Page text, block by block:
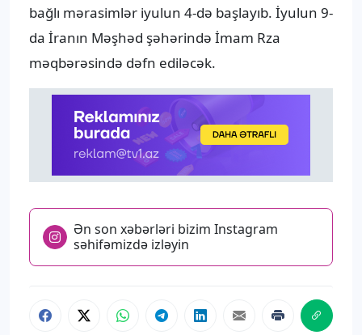
bağlı mərasimlər iyulun 4-də başlayıb. İyulun 9-
da İranın Məşhəd şəhərində İmam Rza
məqbərəsində dəfn ediləcək.
Ən son xəbərləri bizim Instagram
səhifəmizdə izləyin